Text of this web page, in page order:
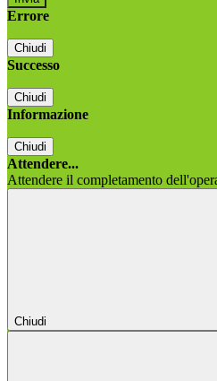
Errore
Chiudi
Successo
Chiudi
Informazione
Chiudi
Attendere...
Attendere il completamento
Chiudi